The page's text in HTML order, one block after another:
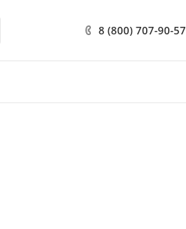
8 (800) 707-90-57